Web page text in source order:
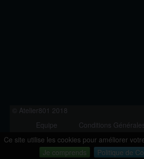
Ce site utilise les cookies pour améliorer
Je comprends
Politique de
© Atelier801 2018
Equipe
Conditions
Politique de Confidentialité